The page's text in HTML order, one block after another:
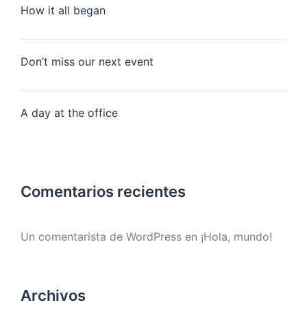
How it all began
Don’t miss our next event
A day at the office
Comentarios recientes
Un comentarista de WordPress en ¡Hola, mundo!
Archivos